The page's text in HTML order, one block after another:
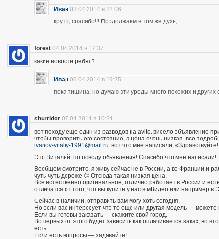
Иван 03.04.2014 в 22:06
круто, спасибо!!! Продолжаем в том же духе, …
forest 04.04.2014 в 17:37
какие новости ребят?
Иван 06.04.2014 в 19:25
пока тишина, но думаю эти уроды много похожих и
shurrider 07.04.2014 в 10:24
вот походу еще один из разводов на avito. висело объявление
чтобы проверить его состояние, а цена очень низкая. все
ivanov-vitaliy-1991@mail.ru . вот что мне написали: «Здравствуйте!
Это Виталий, по поводу обьявления! Спасибо что мне написали!
Вообщем смотрите, я живу сейчас не в России, а во Франции и
чуть-чуть дороже 🙂 Отсюда такая низкая цена.
Все естественно оригинальное, отлично работает в России и
отличатся от того, что вы купите у нас в мВидео или например в
Сейчас в наличии, отправить вам могу хоть сегодня.
Но если вас интересует что то еще или другая модель —
Если вы готовы заказать — скажите свой город.
Во первых от этого будет зависить как оплачивается заказ, во
есть.
Если есть вопросы — задавайте!